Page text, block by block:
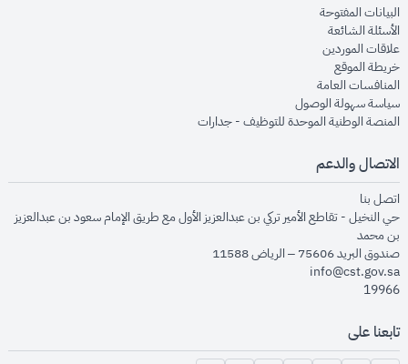
البيانات المفتوحةopens in new window
الأسئلة الشائعةopens in new window
علاقات الموردينopens in new window
خريطة الموقعopens in new window
المنافسات العامةopens in new window
سياسة سهولة الوصولopens in new window
المنصة الوطنية الموحدة للتوظيف - جداراتopens in new window
الاتصال والدعم
اتصل بنا
حي النخيل - تقاطع الأمير تركي بن عبدالعزيز الأول مع طريق الإمام سعود بن عبدالعزيز
بن محمد
صندوق البريد 75606 – الرياض 11588
info@cst.gov.sa
19966
تابعنا على